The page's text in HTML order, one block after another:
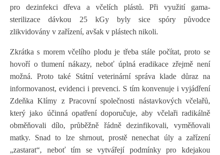
pro dezinfekci dřeva a včelích plástů. Při využití gama-
sterilizace dávkou 25 kGy byly sice spóry původce
zlikvidovány v zařízení, avšak v plástech nikoli.
Zkrátka s morem včelího plodu je třeba stále počítat, proto se
hovoří o tlumení nákazy, neboť úplná eradikace zřejmě není
možná. Proto také Státní veterinární správa klade důraz na
informovanost, evidenci i prevenci. S tím konvenuje i vyjádření
Zdeňka Klímy z Pracovní společnosti nástavkových včelařů,
který jako účinná opatření doporučuje, aby včelaři radikálně
obměňovali dílo, průběžně řádně dezinfikovali, vyměňovali
matky. Snad to lze shrnout, prostě nenechat úly a zařízení
„zastarat“, neboť tím se vytvářejí podmínky pro kdejakou